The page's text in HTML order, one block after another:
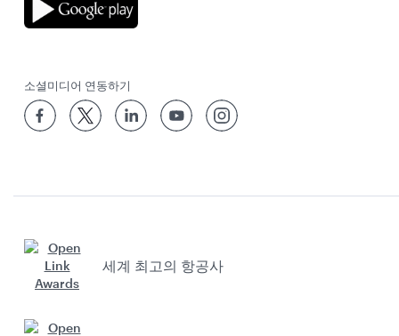
소셜미디어 연동하기
세계 최고의 항공사